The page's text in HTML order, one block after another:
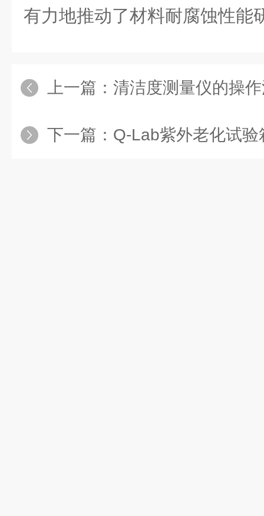
有力地推动了材料耐腐蚀性能
上一篇： 清洁度测量仪的操
下一篇： Q-Lab紫外老化试验箱的